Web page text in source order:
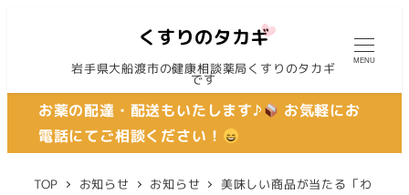
岩手県大船渡市の健康相談薬局くすりのタカギ
です
MENU
お薬の配達・配送もいたします♪
お気軽にお
電話にてご相談ください！
TOP お知らせ お知らせ
美味しい商品が当たる「わ